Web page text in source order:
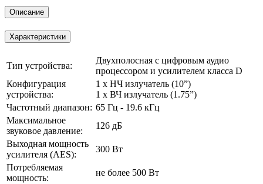
Описание
Характеристики
Тип устройства:
Двухполосная с цифровым аудио
процессором и усилителем класса D
Конфигурация
устройства:
1 х НЧ излучатель (10”)
1 х ВЧ излучатель (1.75”)
Частотный диапазон: 65 Гц - 19.6 кГц
Максимальное
звуковое давление:
126 дБ
Выходная мощность
усилителя (AES):
300 Вт
Потребляемая
мощность:
не более 500 Вт